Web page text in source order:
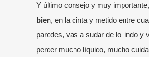
Y último consejo y muy importante,
bien, en la cinta y metido entre
paredes, vas a sudar de lo lindo y
perder mucho líquido, mucho